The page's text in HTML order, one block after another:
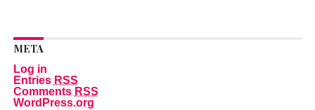
META
Log in
Entries RSS
Comments RSS
WordPress.org